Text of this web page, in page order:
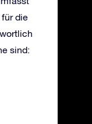
die
sind: